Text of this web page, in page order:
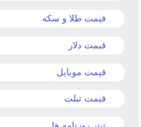
قیمت طلا و سکه
قیمت دلار
قیمت موبایل
قیمت تبلت